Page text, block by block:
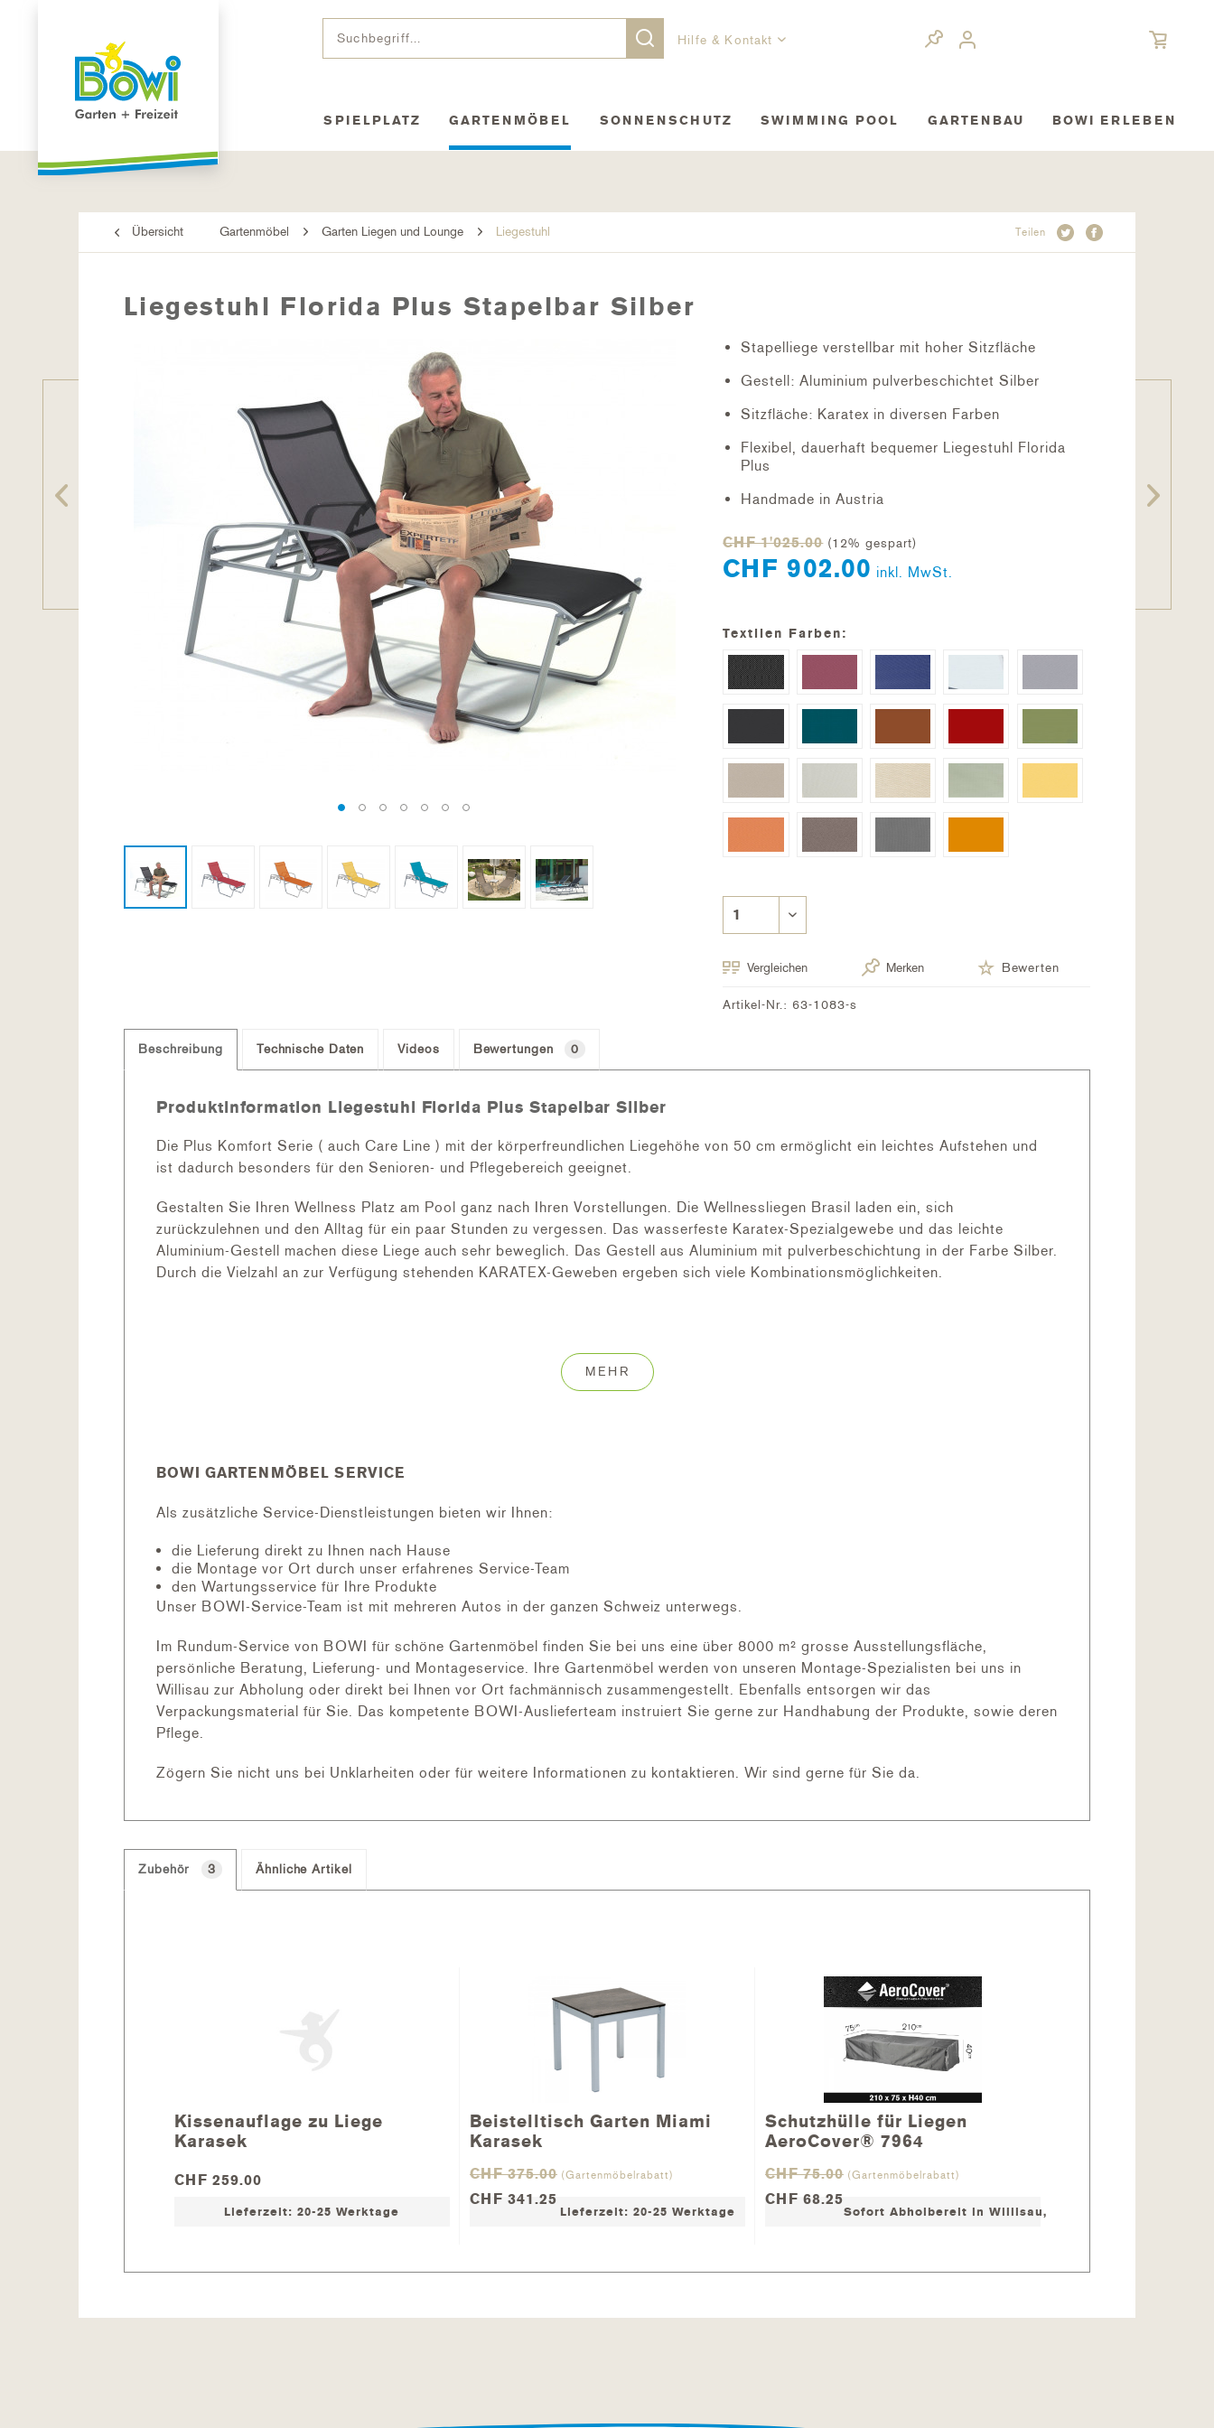
Hilfe & Kontakt
SPIELPLATZ GARTENMÖBEL SONNENSCHUTZ SWIMMING POOL GARTENBAU BOWI ERLEBEN
Übersicht Gartenmöbel Garten Liegen und Lounge Liegestuhl Teilen
Liegestuhl Florida Plus Stapelbar Silber
Stapelliege verstellbar mit hoher Sitzfläche
Gestell: Aluminium pulverbeschichtet Silber
Sitzfläche: Karatex in diversen Farben
Flexibel, dauerhaft bequemer Liegestuhl Florida
Plus
Handmade in Austria
CHF 1'025.00 (12% gespart)
CHF 902.00 inkl. MwSt.
Textilen Farben:
Vergleichen Merken Bewerten
Artikel-Nr.: 63-1083-s
Beschreibung Technische Daten Videos Bewertungen 0
Produktinformation Liegestuhl Florida Plus Stapelbar Silber
Die Plus Komfort Serie ( auch Care Line ) mit der körperfreundlichen Liegehöhe von 50 cm ermöglicht ein leichtes Aufstehen und
ist dadurch besonders für den Senioren- und Pflegebereich geeignet.
Gestalten Sie Ihren Wellness Platz am Pool ganz nach Ihren Vorstellungen. Die Wellnessliegen Brasil laden ein, sich
zurückzulehnen und den Alltag für ein paar Stunden zu vergessen. Das wasserfeste Karatex-Spezialgewebe und das leichte
Aluminium-Gestell machen diese Liege auch sehr beweglich. Das Gestell aus Aluminium mit pulverbeschichtung in der Farbe Silber.
Durch die Vielzahl an zur Verfügung stehenden KARATEX-Geweben ergeben sich viele Kombinationsmöglichkeiten.
Liege aus Karatex-Gewebe in diversen Farben, Gestell Aluminium pulverbeschichte Silber
Liege montiert
EMPFOHLENE ERGÄNZUNGEN
Liegekissen zu Liegestuhl
Beistelltisch Miami
Schutzhülle für Liegen
MATERIAL
Karatex
Das besonders leichte Textil wird besonders gerne als Bespannung von hochwertigen Gartenmöbeln eingesetzt. Aufgrund einer
speziellen Technologie ist das Kunststoffgewebe reissfest, was es besonders flächenstabil und wetterfest macht. Zudem lässt es
sich ohne grossen Aufwand einfach reinigen.
Gartenmöbel aus Aluminium weisen trotz ihres leichten Gewichtes eine hohe Stabilität auf, sind absolut wetterfest und haben eine
Pulverbeschichten anschliessend eine noch höhere Beständigkeit gegen Einflüsse der Umwelt.
Wir empfehlen zur Überwinterung die Gartenmöbel als Erstes gründlich zu reinigen und anschliessen mit der Schutzhülle
Teakcleaner) Anschliessend stülpen Sie die atmungsaktive Schutzhülle über Ihre Gartenmöbel und schon sind Sie fertig mit der
MEHR
BOWI GARTENMÖBEL SERVICE
Als zusätzliche Service-Dienstleistungen bieten wir Ihnen:
die Lieferung direkt zu Ihnen nach Hause
die Montage vor Ort durch unser erfahrenes Service-Team
den Wartungsservice für Ihre Produkte
Unser BOWI-Service-Team ist mit mehreren Autos in der ganzen Schweiz unterwegs.
Im Rundum-Service von BOWI für schöne Gartenmöbel finden Sie bei uns eine über 8000 m² grosse Ausstellungsfläche,
persönliche Beratung, Lieferung- und Montageservice. Ihre Gartenmöbel werden von unseren Montage-Spezialisten bei uns in
Willisau zur Abholung oder direkt bei Ihnen vor Ort fachmännisch zusammengestellt. Ebenfalls entsorgen wir das
Verpackungsmaterial für Sie. Das kompetente BOWI-Auslieferteam instruiert Sie gerne zur Handhabung der Produkte, sowie deren
Pflege.
Zögern Sie nicht uns bei Unklarheiten oder für weitere Informationen zu kontaktieren. Wir sind gerne für Sie da.
Zubehör 3 Ähnliche Artikel
Kissenauflage zu Liege
Karasek
CHF 259.00
Lieferzeit: 20-25 Werktage
Beistelltisch Garten Miami
Karasek
CHF 375.00 (Gartenmöbelrabatt)
CHF 341.25
Lieferzeit: 20-25 Werktage
Schutzhülle für Liegen
AeroCover® 7964
CHF 75.00 (Gartenmöbelrabatt)
CHF 68.25
Sofort Abholbereit in Willisau, Lieferzeit ca. 1-2 Tage